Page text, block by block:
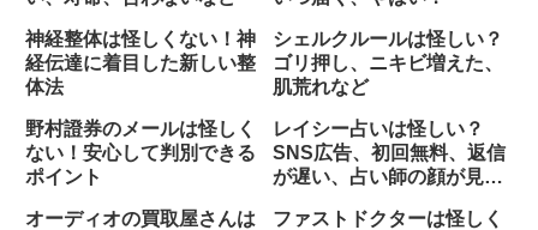
神経整体は怪しくない！神
経伝達に着目した新しい整
体法
シェルクルールは怪しい？
ゴリ押し、ニキビ増えた、
肌荒れなど
野村證券のメールは怪しく
ない！安心して判別できる
ポイント
レイシー占いは怪しい？
SNS広告、初回無料、返信
が遅い、占い師の顔が見え
オーディオの買取屋さんは
ファストドクターは怪しく